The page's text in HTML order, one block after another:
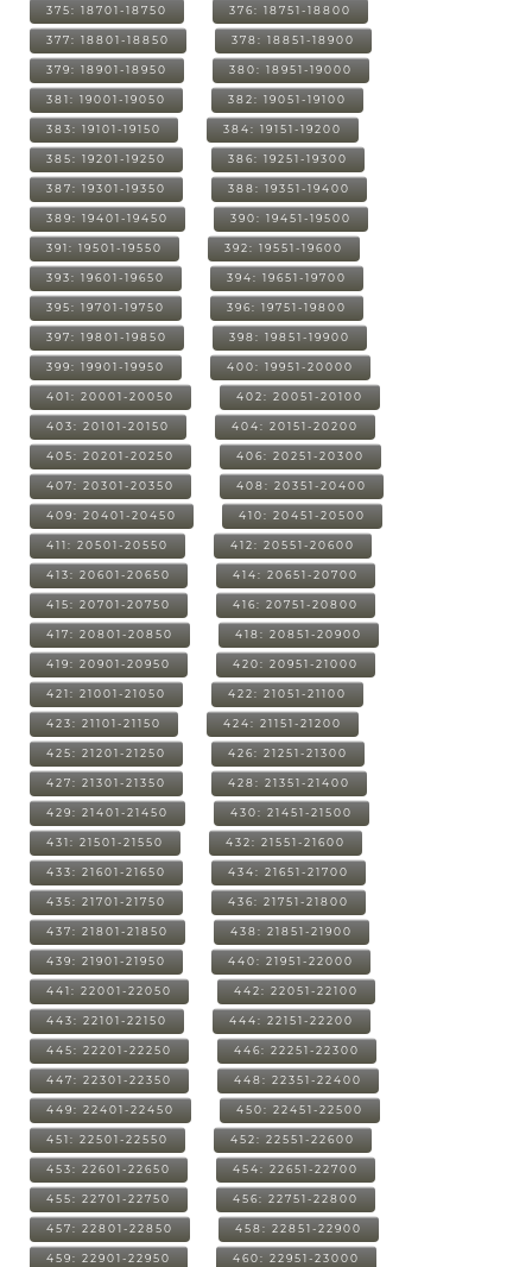
375: 18701-18750 376: 18751-18800
377: 18801-18850 378: 18851-18900
379: 18901-18950 380: 18951-19000
381: 19001-19050 382: 19051-19100
383: 19101-19150 384: 19151-19200
385: 19201-19250 386: 19251-19300
387: 19301-19350 388: 19351-19400
389: 19401-19450 390: 19451-19500
391: 19501-19550 392: 19551-19600
393: 19601-19650 394: 19651-19700
395: 19701-19750 396: 19751-19800
397: 19801-19850 398: 19851-19900
399: 19901-19950 400: 19951-20000
401: 20001-20050 402: 20051-20100
403: 20101-20150 404: 20151-20200
405: 20201-20250 406: 20251-20300
407: 20301-20350 408: 20351-20400
409: 20401-20450 410: 20451-20500
411: 20501-20550 412: 20551-20600
413: 20601-20650 414: 20651-20700
415: 20701-20750 416: 20751-20800
417: 20801-20850 418: 20851-20900
419: 20901-20950 420: 20951-21000
421: 21001-21050 422: 21051-21100
423: 21101-21150 424: 21151-21200
425: 21201-21250 426: 21251-21300
427: 21301-21350 428: 21351-21400
429: 21401-21450 430: 21451-21500
431: 21501-21550 432: 21551-21600
433: 21601-21650 434: 21651-21700
435: 21701-21750 436: 21751-21800
437: 21801-21850 438: 21851-21900
439: 21901-21950 440: 21951-22000
441: 22001-22050 442: 22051-22100
443: 22101-22150 444: 22151-22200
445: 22201-22250 446: 22251-22300
447: 22301-22350 448: 22351-22400
449: 22401-22450 450: 22451-22500
451: 22501-22550 452: 22551-22600
453: 22601-22650 454: 22651-22700
455: 22701-22750 456: 22751-22800
457: 22801-22850 458: 22851-22900
459: 22901-22950 460: 22951-23000